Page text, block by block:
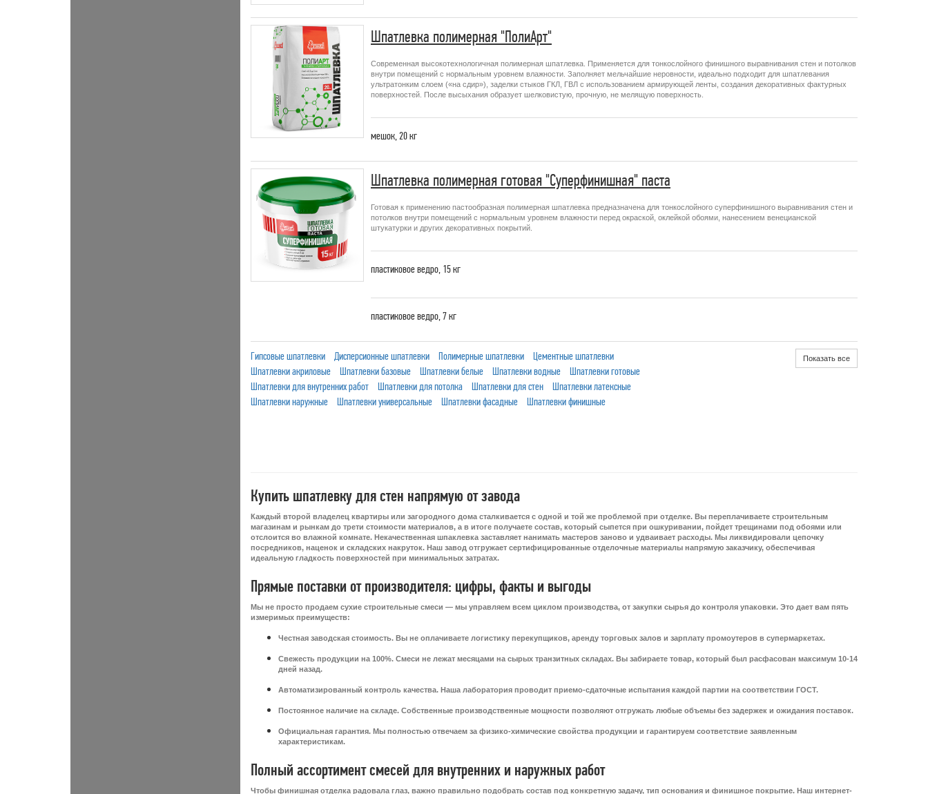
Шпатлевка полимерная "ПолиАрт"
Современная высокотехнологичная полимерная шпатлевка. Применяется для тонкослойного финишного выравнивания стен и потолков
внутри помещений с нормальным уровнем влажности. Заполняет мельчайшие неровности, идеально подходит для шпатлевания
ультратонким слоем («на сдир»), заделки стыков ГКЛ, ГВЛ с использованием армирующей ленты, создания декоративных фактурных
поверхностей. После высыхания образует шелковистую, прочную, не мелящую поверхность.
мешок,20 кг
Шпатлевка полимерная готовая "Суперфинишная" паста
Готовая к применению пастообразная полимерная шпатлевка предназначена для тонкослойного суперфинишного выравнивания стен и
потолков внутри помещений с нормальным уровнем влажности перед окраской, оклейкой обоями, нанесением венецианской
штукатурки и других декоративных покрытий.
пластиковое ведро, 15 кг
пластиковое ведро,7 кг
Гипсовые шпатлевки Дисперсионные шпатлевки Полимерные шпатлевки
Цементные шпатлевки
Шпатлевки акриловые
Шпатлевки базовые Шпатлевки белые Шпатлевки водные
Шпатлевки готовые
Шпатлевки для внутренних работ
Шпатлевки для потолка Шпатлевки для стен
Шпатлевки латексные
Шпатлевки наружные
Шпатлевки универсальные Шпатлевки фасадные Шпатлевки финишные
Показать все
Купить шпатлевку для стен напрямую от завода
Каждый второй владелец квартиры или загородного дома сталкивается с одной и той же проблемой при отделке. Вы переплачиваете строительным
магазинам и рынкам до трети стоимости материалов, а в итоге получаете состав, который сыпется при ошкуривании, пойдет трещинами под обоями или
отслоится во влажной комнате. Некачественная шпаклевка заставляет нанимать мастеров заново и удваивает расходы. Мы ликвидировали цепочку
посредников, наценок и складских накруток. Наш завод отгружает сертифицированные отделочные материалы напрямую заказчику, обеспечивая
идеальную гладкость поверхностей при минимальных затратах.
Прямые поставки от производителя: цифры, факты и выгоды
Мы не просто продаем сухие строительные смеси — мы управляем всем циклом производства, от закупки сырья до контроля упаковки. Это дает вам пять
измеримых преимуществ:
Честная заводская стоимость. Вы не оплачиваете логистику перекупщиков, аренду торговых залов и зарплату промоутеров в супермаркетах.
Свежесть продукции на 100%. Смеси не лежат месяцами на сырых транзитных складах. Вы забираете товар, который был расфасован максимум 10-14
дней назад.
Автоматизированный контроль качества. Наша лаборатория проводит приемо-сдаточные испытания каждой партии на соответствии ГОСТ.
Постоянное наличие на складе. Собственные производственные мощности позволяют отгружать любые объемы без задержек и ожидания поставок.
Официальная гарантия. Мы полностью отвечаем за физико-химические свойства продукции и гарантируем соответствие заявленным
характеристикам.
Полный ассортимент смесей для внутренних и наружных работ
Чтобы финишная отделка радовала глаз, важно правильно подобрать состав под конкретную задачу, тип основания и финишное покрытие. Наш интернет-